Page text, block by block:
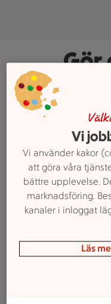
Gör
Lys upp
med en
behöver
ljuslykta av
lite
Tips:
Vi
Vi använder kakor
att göra våra
bättre upplevelse.
marknadsföring.
kanaler i inloggat
Läs